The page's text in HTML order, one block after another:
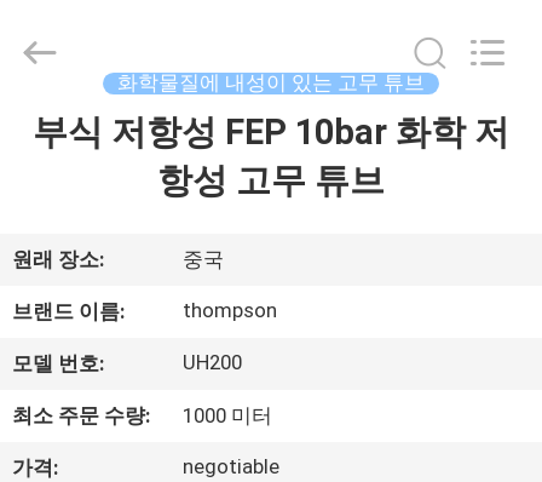
품
회
사
Chenbo
Rubber
Plastic
Technology
Ltd.
Reserved.
Developed
ECER
화학물질에 내성이 있는 고무 튜브
부식 저항성 FEP 10bar 화학 저
항성 고무 튜브
원래 장소: 중국
브랜드 이름: thompson
모델 번호: UH200
최소 주문 수량: 1000 미터
가격: negotiable